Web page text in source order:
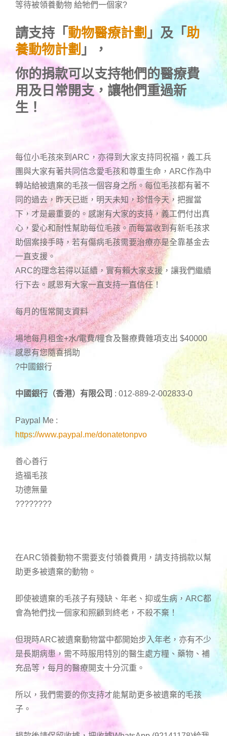
等待被領養動物 給牠們一個家?
請支持「 動物醫療計劃」及「助
養動物計劃 」，
你的捐款可以支持牠們的醫療費
用及日常開支，讓牠們重過新
生！
每位小毛孩來到ARC，亦得到大家支持同祝福，義工兵
團與大家有著共同信念愛毛孩和尊重生命，ARC作為中
轉站給被遺棄的毛孩一個容身之所。每位毛孩都有著不
同的過去，昨天已逝，明天未知，珍惜今天，把握當
下，才是最重要的。感謝有大家的支持，義工們付出真
心，愛心和耐性幫助每位毛孩。而每當收到有新毛孩求
助個案接手時，若有傷病毛孩需要治療亦是全靠基金去
一直支援。
ARC的理念若得以延續，實有賴大家支援，讓我們繼續
行下去。感恩有大家一直支持一直信任！
每月的恆常開支資料
場地每月租金+水/電費/糧食及醫療費雜項支出 $40000
感恩有您隨喜捐助
?中國銀行
中國銀行（香港）有限公司 : 012-889-2-002833-0
Paypal Me :
https://www.paypal.me/donatetonpvo
善心善行
造福毛孩
功德無量
????????
在ARC領養動物不需要支付領養費用，請支持捐款以幫
助更多被遺棄的動物。
即使被遺棄的毛孩子有殘缺、年老、抑或生病，ARC都
會為牠們找一個家和照顧到終老，不殺不棄！
但現時ARC被遺棄動物當中都開始步入年老，亦有不少
是長期病患，需不時服用特別的醫生處方糧、藥物、補
充品等，每月的醫療開支十分沉重。
所以，我們需要的你支持才能幫助更多被遺棄的毛孩
子。